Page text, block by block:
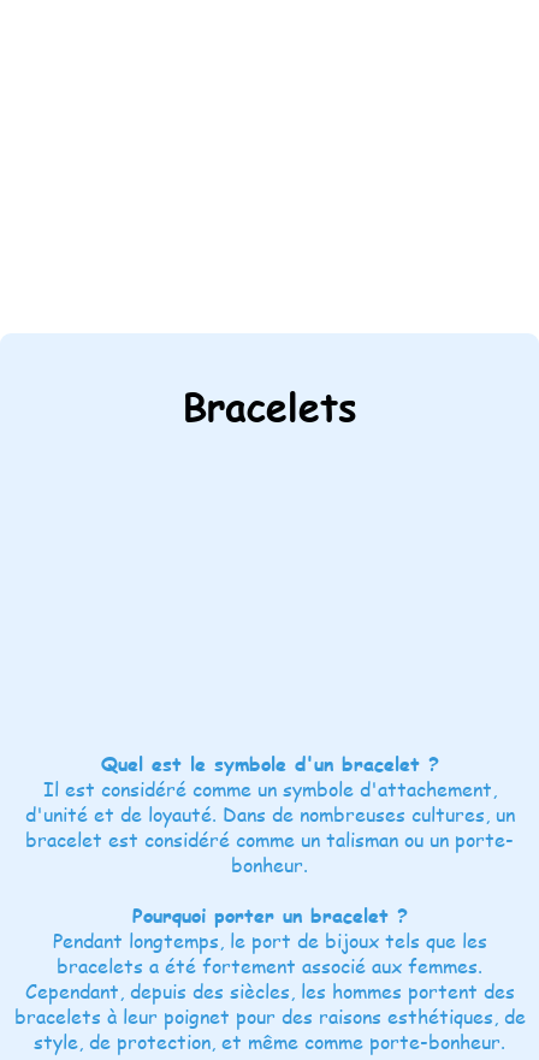
Bracelets
Quel est le symbole d'un bracelet ?
Il est considéré comme un symbole d'attachement,
d'unité et de loyauté. Dans de nombreuses cultures, un
bracelet est considéré comme un talisman ou un porte-
bonheur.
Pourquoi porter un bracelet ?
Pendant longtemps, le port de bijoux tels que les
bracelets a été fortement associé aux femmes.
Cependant, depuis des siècles, les hommes portent des
bracelets à leur poignet pour des raisons esthétiques, de
style, de protection, et même comme porte-bonheur.